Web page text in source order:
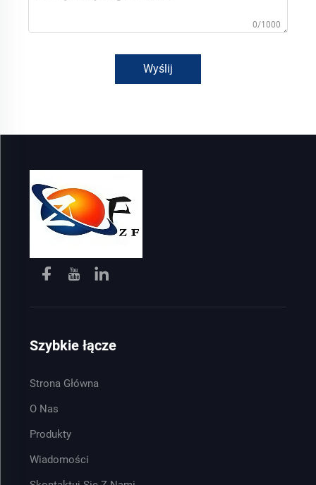
0/1000
Wyślij
Szybkie łącze
Strona Główna
O Nas
Produkty
Wiadomości